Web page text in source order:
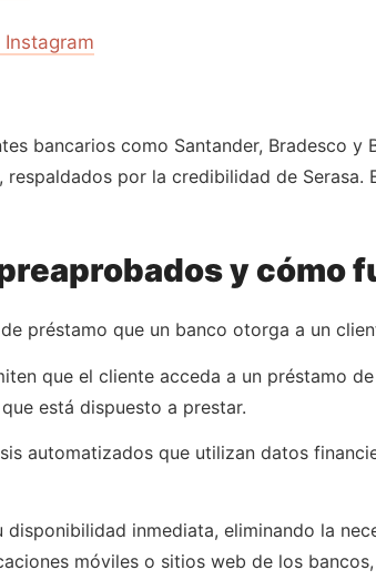
bancarios como Santander, Bradesco
por la credibilidad de
y cómo
préstamo que un banco otorga a un
que el cliente acceda a un préstamo
está dispuesto a prestar.
automatizados que utilizan datos
inmediata, eliminando la
móviles o sitios web de los